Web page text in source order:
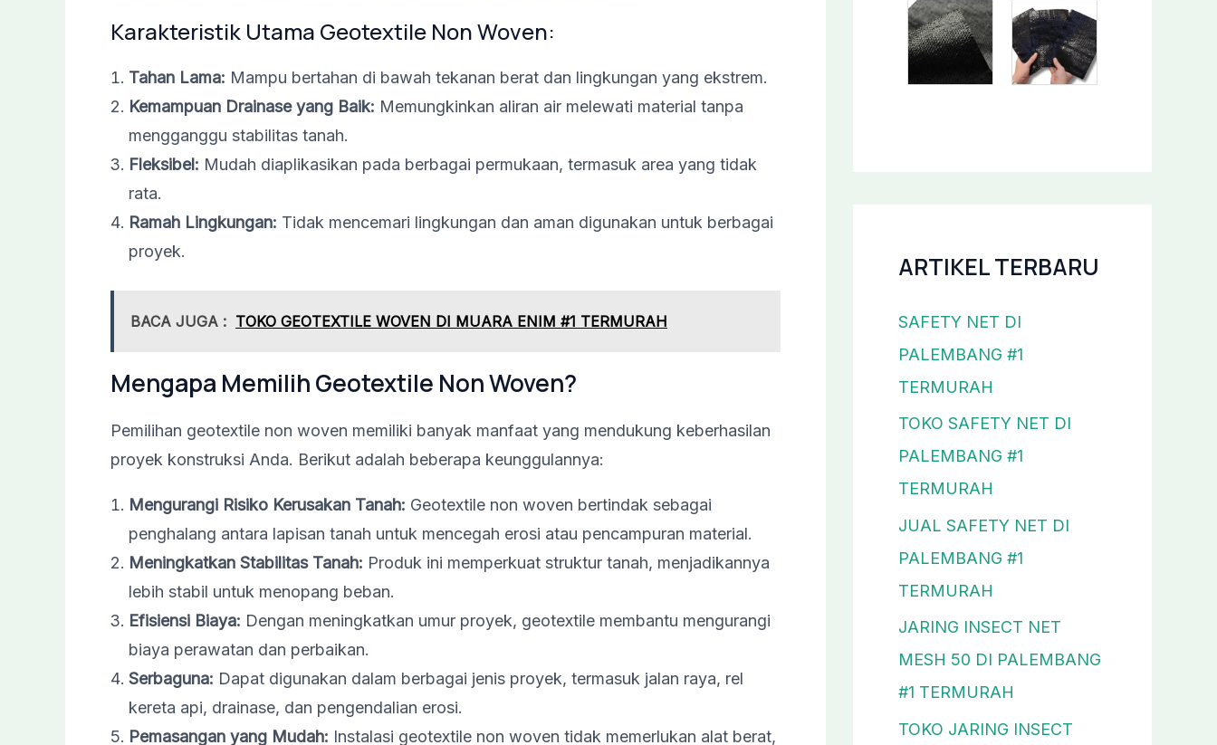
Karakteristik Utama Geotextile Non Woven:
Tahan Lama: Mampu bertahan di bawah tekanan berat dan lingkungan yang ekstrem.
Kemampuan Drainase yang Baik: Memungkinkan aliran air melewati material tanpa
mengganggu stabilitas tanah.
Fleksibel: Mudah diaplikasikan pada berbagai permukaan, termasuk area yang tidak
rata.
Ramah Lingkungan: Tidak mencemari lingkungan dan aman digunakan untuk berbagai
proyek.
BACA JUGA : TOKO GEOTEXTILE WOVEN DI MUARA ENIM #1 TERMURAH
Mengapa Memilih Geotextile Non Woven?
Pemilihan geotextile non woven memiliki banyak manfaat yang mendukung keberhasilan
proyek konstruksi Anda. Berikut adalah beberapa keunggulannya:
Mengurangi Risiko Kerusakan Tanah: Geotextile non woven bertindak sebagai
penghalang antara lapisan tanah untuk mencegah erosi atau pencampuran material.
Meningkatkan Stabilitas Tanah: Produk ini memperkuat struktur tanah, menjadikannya
lebih stabil untuk menopang beban.
Efisiensi Biaya: Dengan meningkatkan umur proyek, geotextile membantu mengurangi
biaya perawatan dan perbaikan.
Serbaguna: Dapat digunakan dalam berbagai jenis proyek, termasuk jalan raya, rel
kereta api, drainase, dan pengendalian erosi.
Pemasangan yang Mudah: Instalasi geotextile non woven tidak memerlukan alat berat,
ARTIKEL TERBARU
SAFETY NET DI
PALEMBANG #1
TERMURAH
TOKO SAFETY NET DI
PALEMBANG #1
TERMURAH
JUAL SAFETY NET DI
PALEMBANG #1
TERMURAH
JARING INSECT NET
MESH 50 DI PALEMBANG
#1 TERMURAH
TOKO JARING INSECT